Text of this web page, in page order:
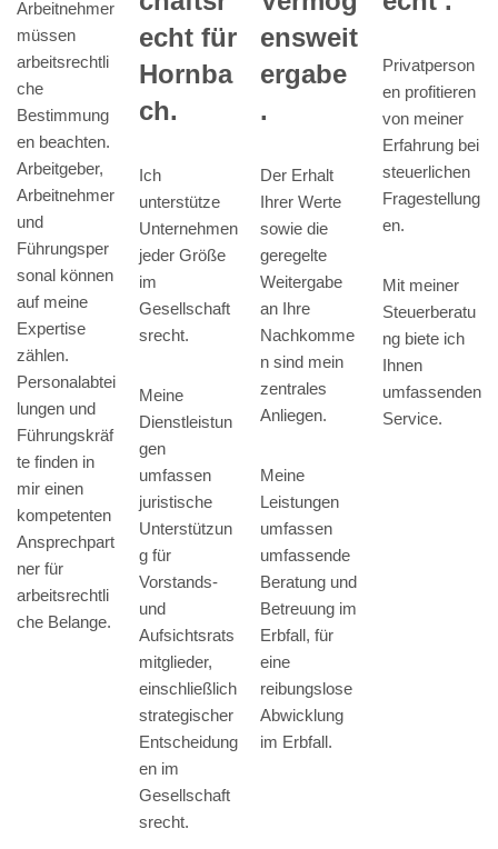
Arbeitnehmer
müssen
arbeitsrechtli
che
Bestimmung
en beachten.
Arbeitgeber,
Arbeitnehmer
und
Führungsper
sonal können
auf meine
Expertise
zählen.
Personalabtei
lungen und
Führungskräf
te finden in
mir einen
kompetenten
Ansprechpart
ner für
arbeitsrechtli
che Belange.
echt für
Hornba
ch.
Ich
unterstütze
Unternehmen
jeder Größe
im
Gesellschaft
srecht.
Meine
Dienstleistun
gen
umfassen
juristische
Unterstützun
g für
Vorstands-
und
Aufsichtsrats
mitglieder,
einschließlich
strategischer
Entscheidung
en im
Gesellschaft
srecht.
ensweit
ergabe
.
Der Erhalt
Ihrer Werte
sowie die
geregelte
Weitergabe
an Ihre
Nachkomme
n sind mein
zentrales
Anliegen.
Meine
Leistungen
umfassen
umfassende
Beratung und
Betreuung im
Erbfall, für
eine
reibungslose
Abwicklung
im Erbfall.
Privatperson
en profitieren
von meiner
Erfahrung bei
steuerlichen
Fragestellung
en.
Mit meiner
Steuerberatu
ng biete ich
Ihnen
umfassenden
Service.